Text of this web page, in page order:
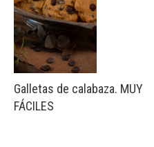
Galletas de calabaza. MUY
FÁCILES